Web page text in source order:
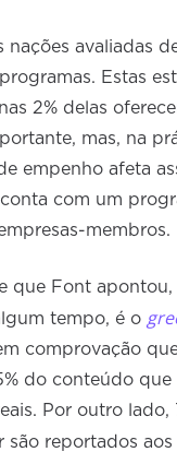
nações avaliadas
Estas
2% delas
mas, na
empenho afeta
com um
membros.
que Font
tempo, é o
comprovação
do conteúdo
Por outro
são reportados aos